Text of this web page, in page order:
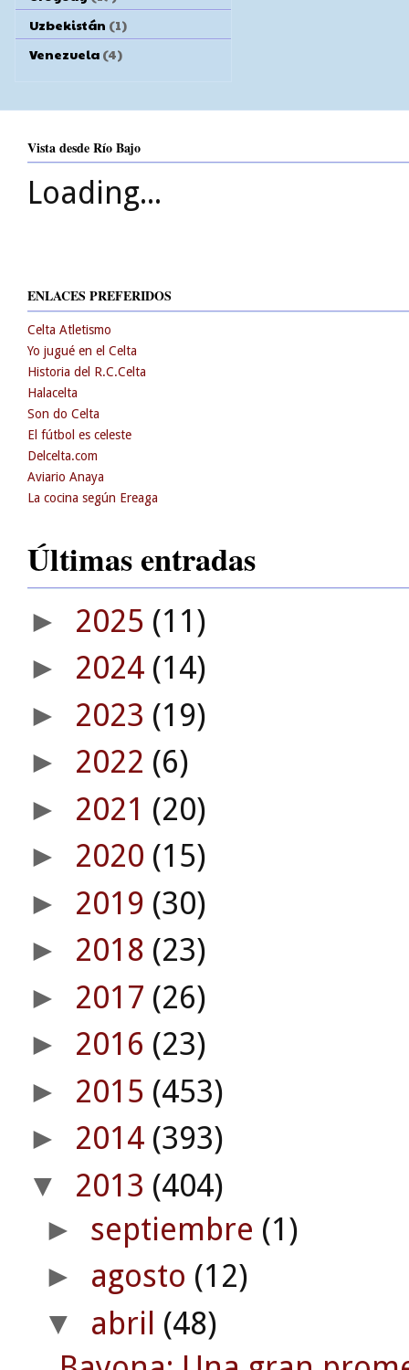
Uzbekistán (1)
Venezuela (4)
Vista desde Río Bajo
Loading...
ENLACES PREFERIDOS
Celta Atletismo
Yo jugué en el Celta
Historia del R.C.Celta
Halacelta
Son do Celta
El fútbol es celeste
Delcelta.com
Aviario Anaya
La cocina según Ereaga
Últimas entradas
► 2025 (11)
► 2024 (14)
► 2023 (19)
► 2022 (6)
► 2021 (20)
► 2020 (15)
► 2019 (30)
► 2018 (23)
► 2017 (26)
► 2016 (23)
► 2015 (453)
► 2014 (393)
▼ 2013 (404)
► septiembre (1)
► agosto (12)
▼ abril (48)